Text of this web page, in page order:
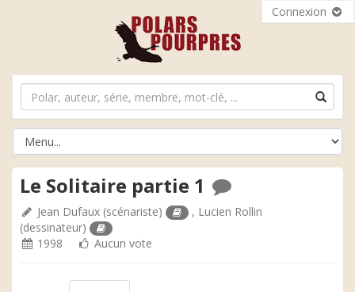
Connexion
Le Solitaire partie 1
Jean Dufaux (scénariste) , Lucien Rollin
(dessinateur)
1998
Aucun vote